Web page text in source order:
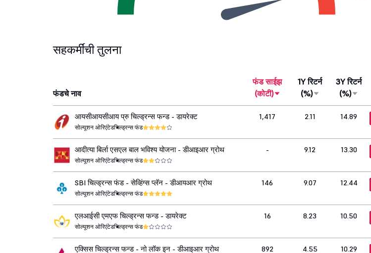
सहकर्मींची तुलना
फंडचे नाव
फंड साईझ
(कोटी)
1Y रिटर्न
(%)
3Y रिटर्न
(%)
आयसीआयसीआय प्रु चिल्ड्रन्स फन्ड - डायरेक्ट
सोल्यूशन ओरिएंटेडचिल्ड्रन्स फंड
1,417 2.11 14.89
आदीत्या बिर्ला एसएल बाल भविश्य योजना - डीआइआर ग्रोथ
सोल्यूशन ओरिएंटेडचिल्ड्रन्स फंड
- 9.12 13.30
SBI चिल्ड्रन्स फंड - सेव्हिंग्स प्लॅन - डीआयआर ग्रोथ
सोल्यूशन ओरिएंटेडचिल्ड्रन्स फंड
146 9.07 12.44
एलआईसी एमएफ चिल्ड्रन्स फन्ड - डायरेक्ट
सोल्यूशन ओरिएंटेडचिल्ड्रन्स फंड
16 8.23 10.50
एक्सिस चिल्ड्रन्स फन्ड - नो लॉक इन - डीआइआर ग्रोथ 892 4.55 10.29